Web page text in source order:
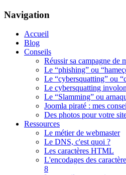
Navigation
Accueil
Blog
Conseils
Réussir sa campagne de
Le “phishing” ou
Le “cybersquatting” ou
Le cybersquatting
Le “Slamming” ou
Joomla piraté : mes
Des photos pour votre
Ressources
Le métier de webmaster
Le DNS, c'est quoi ?
Les caractères HTML
L'encodages des
8